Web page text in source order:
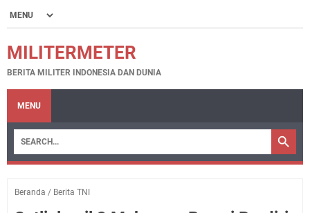
MILITERMETER
BERITA MILITER INDONESIA DAN DUNIA
MENU
Beranda / Berita TNI